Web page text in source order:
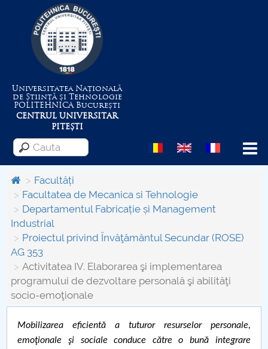
Universitatea Națională
de Știință și Tehnologie
POLITEHNICABucurești
CENTRUL UNIVERSITAR
PITEȘTI
Menu
Despre Universitate
Centrul de Management al Proiectelor
Consiliul de Administratie
Nr. de telefon si adrese Facultăți
Admitere
Facultăți
Facultatea de Mecanica si Tehnologie
Departamentul Fabricație și Management
Industrial
Proiectul privind Învăţământul Secundar (ROSE)
AG 353
Activitatea IV. Elaborarea şi implementarea
programului de dezvoltare personală şi abilităţi
socio-emoţionale
Mobilizarea eficientă a tuturor resurselor personale,
emoţionale şi sociale conduce către o bună integrare